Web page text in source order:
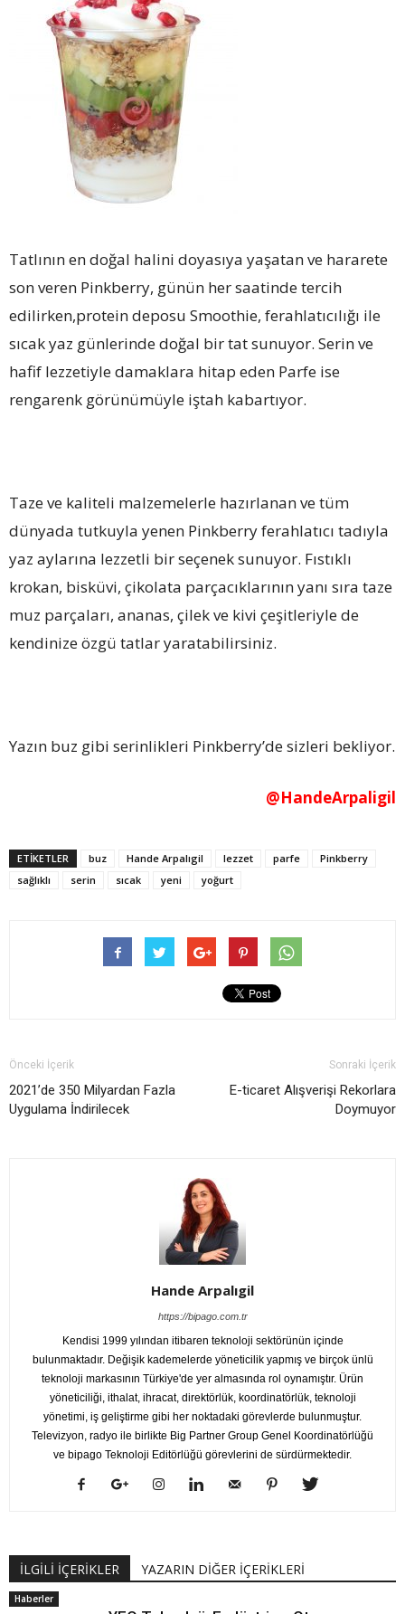
Tatlının en doğal halini doyasıya yaşatan ve hararete
son veren Pinkberry, günün her saatinde tercih
edilirken,protein deposu Smoothie, ferahlatıcılığı ile
sıcak yaz günlerinde doğal bir tat sunuyor. Serin ve
hafif lezzetiyle damaklara hitap eden Parfe ise
rengarenk görünümüyle iştah kabartıyor.
Taze ve kaliteli malzemelerle hazırlanan ve tüm
dünyada tutkuyla yenen Pinkberry ferahlatıcı tadıyla
yaz aylarına lezzetli bir seçenek sunuyor. Fıstıklı
krokan, bisküvi, çikolata parçacıklarının yanı sıra taze
muz parçaları, ananas, çilek ve kivi çeşitleriyle de
kendinize özgü tatlar yaratabilirsiniz.
Yazın buz gibi serinlikleri Pinkberry’de sizleri bekliyor.
@HandeArpaligil
ETİKETLER buz Hande Arpalıgil lezzet parfe
Pinkberry
sağlıklı
serin sıcak yeni yoğurt
Önceki İçerik
2021’de 350 Milyardan Fazla
Uygulama İndirilecek
Sonraki İçerik
E-ticaret Alışverişi Rekorlara
Doymuyor
Hande Arpalıgil
https://bipago.com.tr
Kendisi 1999 yılından itibaren teknoloji sektörünün içinde
bulunmaktadır. Değişik kademelerde yöneticilik yapmış ve birçok ünlü
teknoloji markasının Türkiye'de yer almasında rol oynamıştır. Ürün
yöneticiliği, ithalat, ihracat, direktörlük, koordinatörlük, teknoloji
yönetimi, iş geliştirme gibi her noktadaki görevlerde bulunmuştur.
Televizyon, radyo ile birlikte Big Partner Group Genel Koordinatörlüğü
ve bipago Teknoloji Editörlüğü görevlerini de sürdürmektedir.
İLGİLİ İÇERİKLER YAZARIN DİĞER İÇERİKLERİ
Haberler